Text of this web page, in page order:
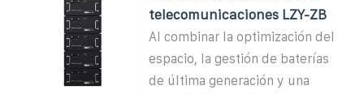
telecomunicaciones LZY-ZB
Al combinar la optimización del
espacio, la gestión de baterías
de última generación y una